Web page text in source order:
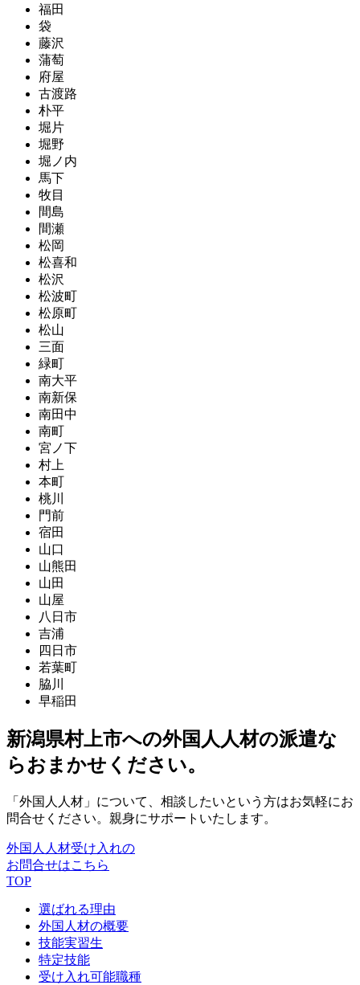
福田
袋
藤沢
蒲萄
府屋
古渡路
朴平
堀片
堀野
堀ノ内
馬下
牧目
間島
間瀬
松岡
松喜和
松沢
松波町
松原町
松山
三面
緑町
南大平
南新保
南田中
南町
宮ノ下
村上
本町
桃川
門前
宿田
山口
山熊田
山田
山屋
八日市
吉浦
四日市
若葉町
脇川
早稲田
新潟県村上市への外国人人材の派遣な
らおまかせください。
「外国人人材」について、相談したいという方はお気軽にお
問合せください。親身にサポートいたします。
外国人人材受け入れの
お問合せはこちら
TOP
選ばれる理由
外国人材の概要
技能実習生
特定技能
受け入れ可能職種